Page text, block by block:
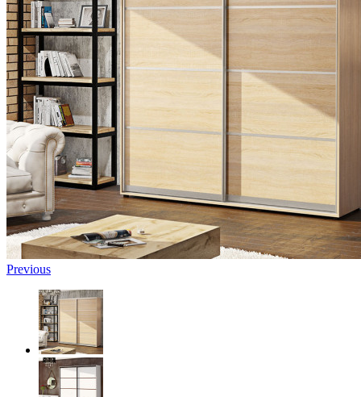
Previous